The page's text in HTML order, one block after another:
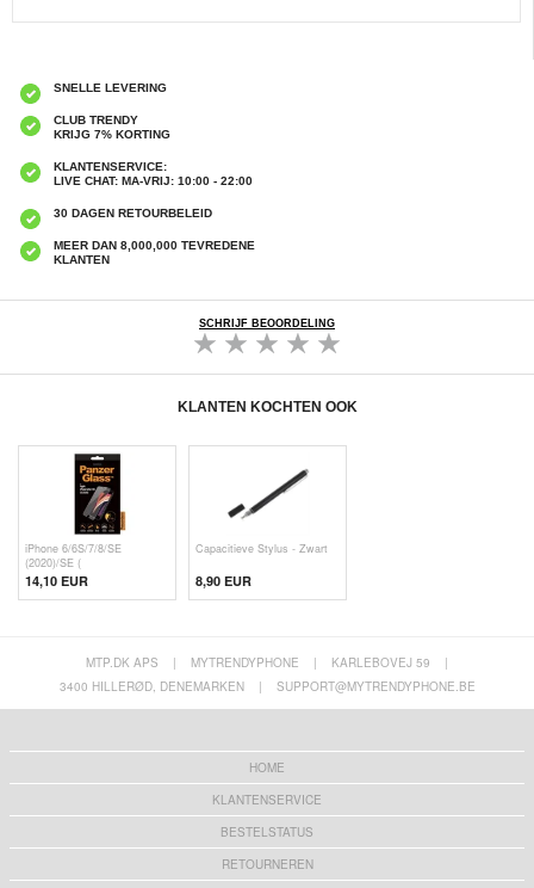
SNELLE LEVERING
CLUB TRENDY
KRIJG 7% KORTING
KLANTENSERVICE:
LIVE CHAT: MA-VRIJ: 10:00 - 22:00
30 DAGEN RETOURBELEID
MEER DAN 8,000,000 TEVREDENE
KLANTEN
SCHRIJF BEOORDELING
KLANTEN KOCHTEN OOK
iPhone 6/6S/7/8/SE
(2020)/SE (
14,10 EUR
Capacitieve Stylus - Zwart
8,90 EUR
MTP.DK APS | MYTRENDYPHONE | KARLEBOVEJ 59
|
3400 HILLERØD, DENEMARKEN
| SUPPORT@MYTRENDYPHONE.BE
HOME
KLANTENSERVICE
BESTELSTATUS
RETOURNEREN